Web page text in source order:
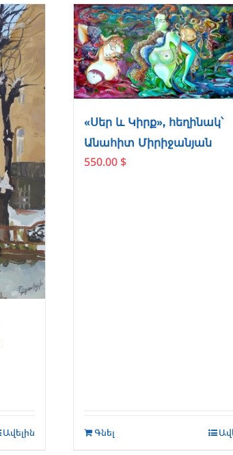
Ավելին
«Սեր և Կիրք», հեղինակ՝
Անահիտ Միրիջանյան
550.00 $
Գնել